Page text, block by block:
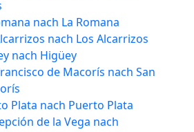
nach La Romana
nach Los Alcarrizos
nach Higüey
de Macorís nach San
Plata nach Puerto Plata
de la Vega nach